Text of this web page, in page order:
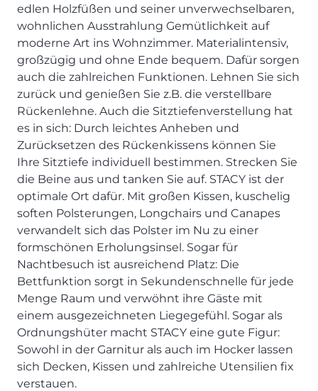
Bar- & Barhockersysteme
Beimöbel
Einzelstühle & Stuhlsysteme
Einzeltische & Tischsysteme
ALLES ANZEIGEN
SOFA, COUCH & CO.
2er Sofas & Funktionssofas
Systemgarnituren Leder
Systemgarnituren Stoff
Sessel & Hocker
ALLES ANZEIGEN
SCHLAFZIMMER
Kleiderschränke & Systeme
Polsterbetten & Boxspring
Einzelbetten & Futonbetten
Folie & Lack
ALLES ANZEIGEN
KÜCHENTECHNIK
Dunstabzug im Kochfeld
Bora - The end of normal
Neff - Mehr Raum für Kreativität
Siemens - Intelligente Lösungen für dein Zuhause
Liebherr - hat den Kühlschrank zwar nicht neu erfunden.
Aber fast.
Naber - Für die perfekte Küche
Quooker – Der Wasserhahn, der alles kann
Systemceram - Das Geheimnis langlebiger
Küchenspülen
Villeroy & Boch - Design trifft auf Funktionalität
PROSPEKTE
Lebensraum Küche
Prisma Journal
KÜCHEN PROSPEKTE
Lebensraum Küche
Prisma Journal
KÜCHENTECHNIK
Neff - Mehr Raum für Kreativität
BORA - The end of normal
AKTIONEN
Der neue MDS Prospekt
25 Küchen zu Sonderkonditionen
SCHLAFZIMMER
ALLES ANZEIGEN
ESSZIMMER
ALLES ANZEIGEN
KÜCHE
ALLE ANZEIGEN
Historie & Philosophie
360° Rundgang
Kunden-Bewertungen
Über uns
UNSER SERVICE
Aufmaß-Service
Entsorgungs-Service
Finanzkauf-Service
Montage-Service
Interior Design Service
Newsletter-Anmeldung
SERVICES IM ÜBERBLICK
JOBS & KARRIERE
Auszubildende (m/w/d) - Kaufleute im Einzelhandel
Möbelverkäufer (m/w/d)
Marketing-Manager (m/w/d)
Küchenfachberater (m/w/d)
edlen Holzfüßen und seiner unverwechselbaren,
wohnlichen Ausstrahlung Gemütlichkeit auf
moderne Art ins Wohnzimmer. Materialintensiv,
großzügig und ohne Ende bequem. Dafür sorgen
auch die zahlreichen Funktionen. Lehnen Sie sich
zurück und genießen Sie z.B. die verstellbare
Rückenlehne. Auch die Sitztiefenverstellung hat
es in sich: Durch leichtes Anheben und
Zurücksetzen des Rückenkissens können Sie
Ihre Sitztiefe individuell bestimmen. Strecken Sie
die Beine aus und tanken Sie auf. STACY ist der
optimale Ort dafür. Mit großen Kissen, kuschelig
soften Polsterungen, Longchairs und Canapes
verwandelt sich das Polster im Nu zu einer
formschönen Erholungsinsel. Sogar für
Nachtbesuch ist ausreichend Platz: Die
Bettfunktion sorgt in Sekundenschnelle für jede
Menge Raum und verwöhnt ihre Gäste mit
einem ausgezeichneten Liegegefühl. Sogar als
Ordnungshüter macht STACY eine gute Figur:
Sowohl in der Garnitur als auch im Hocker lassen
sich Decken, Kissen und zahlreiche Utensilien fix
verstauen.